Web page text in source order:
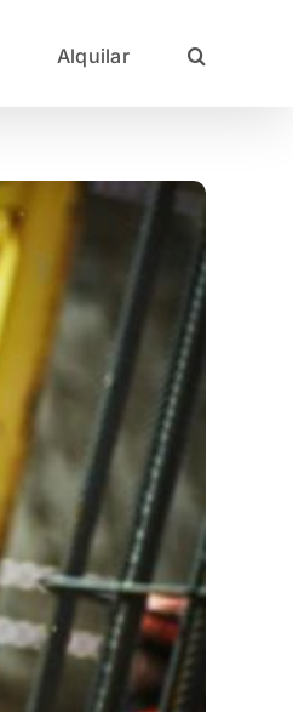
Alquilar